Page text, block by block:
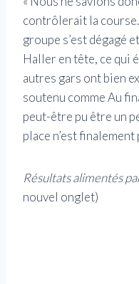
contrôlerait la
groupe s’est dégagé
Haller en tête, ce qui
autres gars ont bien
soutenu comme Au
peut-être pu être un
place n’est finalement
Résultats alimentés
nouvel onglet)